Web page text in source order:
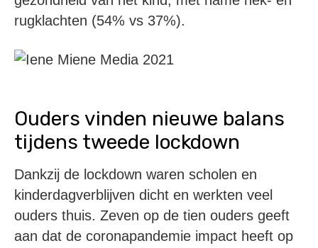
rugklachten (54% vs 37%).
Ouders vinden nieuwe balans
tijdens tweede lockdown
Dankzij de lockdown waren scholen en
kinderdagverblijven dicht en werkten veel
ouders thuis. Zeven op de tien ouders geeft
aan dat de coronapandemie impact heeft op